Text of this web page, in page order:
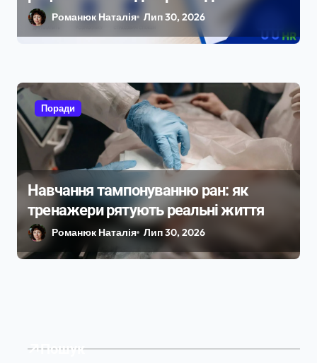
розрахунку
Романюк Наталія Лип 30, 2026
Поради
Навчання тампонуванню ран: як
тренажери рятують реальні життя
Романюк Наталія Лип 30, 2026
Пошук